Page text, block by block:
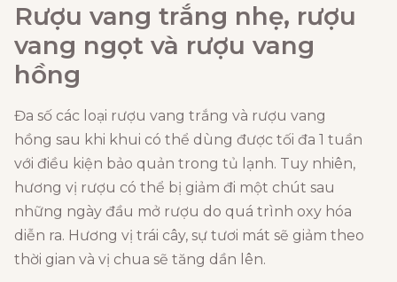
Rượu vang trắng nhẹ, rượu
vang ngọt và rượu vang
hồng
Đa số các loại rượu vang trắng và rượu vang
hồng sau khi khui có thể dùng được tối đa 1 tuần
với điều kiện bảo quản trong tủ lạnh. Tuy nhiên,
hương vị rượu có thể bị giảm đi một chút sau
những ngày đầu mở rượu do quá trình oxy hóa
diễn ra. Hương vị trái cây, sự tươi mát sẽ giảm theo
thời gian và vị chua sẽ tăng dần lên.